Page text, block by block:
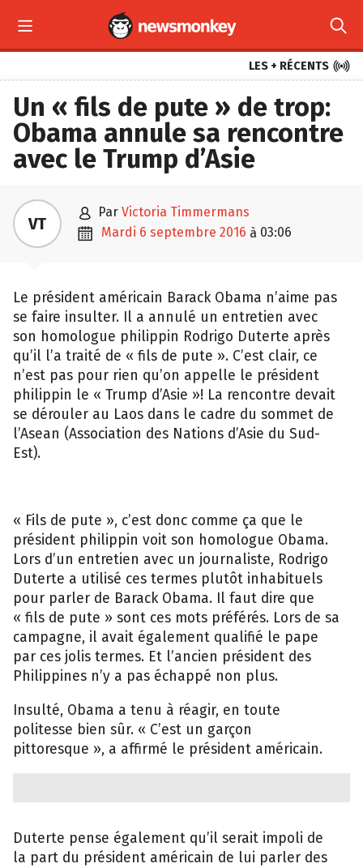
 
LES + RÉCENTS 
Un « fils de pute » de trop:
Obama annule sa rencontre
avec le Trump d’Asie
VT  par Victoria Timmermans
 mardi 6 septembre 2016 à 03:06
Le président américain Barack Obama n’aime pas
se faire insulter. Il a annulé un entretien avec
son homologue philippin Rodrigo Duterte après
qu’il l’a traité de « fils de pute ». C’est clair, ce
n’est pas pour rien qu’on appelle le président
philippin le « Trump d’Asie »! La rencontre devait
se dérouler au Laos dans le cadre du sommet de
l’Asean (Association des Nations d’Asie du Sud-
Est).
« Fils de pute », c’est donc comme ça que le
président philippin voit son homologue Obama.
Lors d’un entretien avec un journaliste, Rodrigo
Duterte a utilisé ces termes plutôt inhabituels
pour parler de Barack Obama. Il faut dire que
« fils de pute » sont ces mots préférés. Lors de sa
campagne, il avait également qualifié le pape
par ces jolis termes. Et l’ancien président des
Philippines n’y a pas échappé non plus.
Insulté, Obama a tenu à réagir, en toute
politesse bien sûr. « C’est un garçon
pittoresque », a affirmé le président américain.
Duterte pense également qu’il serait impoli de
la part du président américain de lui parler des